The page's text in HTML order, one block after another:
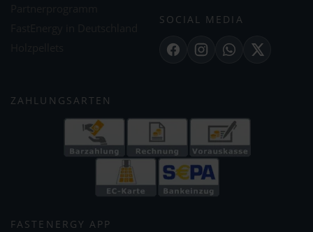
SOCIAL MEDIA
FacebookInstagramWhatsApp
X
ZAHLUNGSARTEN
FASTENERGY APP